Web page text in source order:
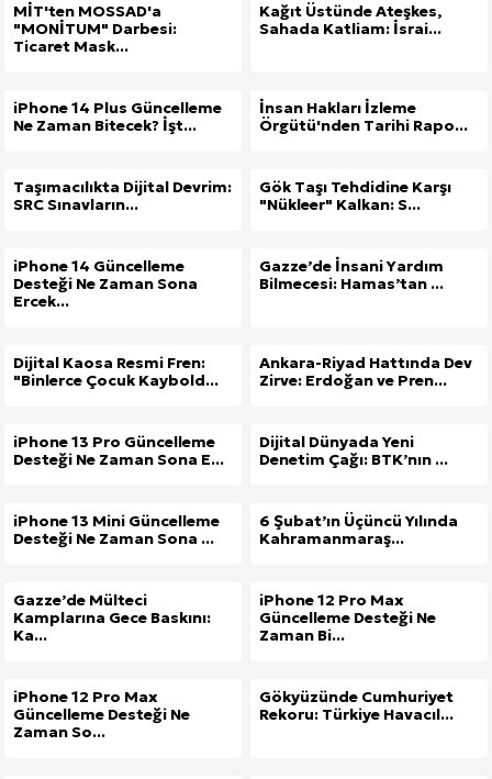
MİT'ten MOSSAD'a
"MONİTUM" Darbesi:
Ticaret Mask...
Kağıt Üstünde Ateşkes,
Sahada Katliam: İsrai...
iPhone 14 Plus Güncelleme
Ne Zaman Bitecek? İşt...
İnsan Hakları İzleme
Örgütü'nden Tarihi Rapo...
Taşımacılıkta Dijital Devrim:
SRC Sınavların...
Gök Taşı Tehdidine Karşı
"Nükleer" Kalkan: S...
iPhone 14 Güncelleme
Desteği Ne Zaman Sona
Ercek...
Gazze’de İnsani Yardım
Bilmecesi: Hamas’tan ...
Dijital Kaosa Resmi Fren:
"Binlerce Çocuk Kaybold...
Ankara-Riyad Hattında Dev
Zirve: Erdoğan ve Pren...
iPhone 13 Pro Güncelleme
Desteği Ne Zaman Sona E...
Dijital Dünyada Yeni
Denetim Çağı: BTK’nın ...
iPhone 13 Mini Güncelleme
Desteği Ne Zaman Sona ...
6 Şubat’ın Üçüncü Yılında
Kahramanmaraş...
Gazze’de Mülteci
Kamplarına Gece Baskını:
Ka...
iPhone 12 Pro Max
Güncelleme Desteği Ne
Zaman Bi...
iPhone 12 Pro Max
Güncelleme Desteği Ne
Zaman So...
Gökyüzünde Cumhuriyet
Rekoru: Türkiye Havacıl...